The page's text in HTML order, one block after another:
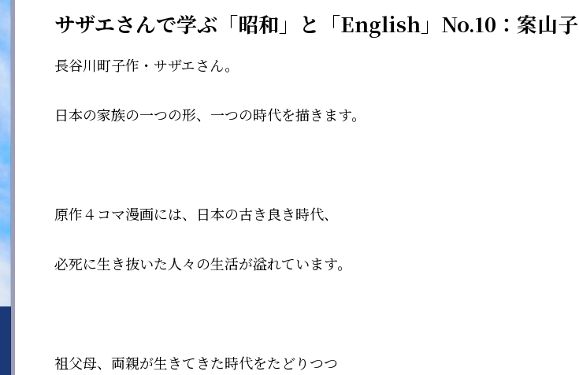
サザエさんで学ぶ「昭和」と「English」No.10：案山子
長谷川町子作・サザエさん。
日本の家族の一つの形、一つの時代を描きます。
原作４コマ漫画には、日本の古き良き時代、
必死に生き抜いた人々の生活が溢れています。
祖父母、両親が生きてきた時代をたどりつつ